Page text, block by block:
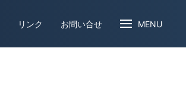
リンク お問い合せ MENU